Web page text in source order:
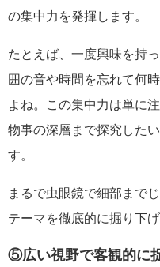
の集中力を発揮します。
たとえば、一度興味を持
囲の音や時間を忘れて何
よね。この集中力は単に
物事の深層まで探究した
す。
まるで虫眼鏡で細部まで
テーマを徹底的に掘り下
⑤広い視野で客観的に